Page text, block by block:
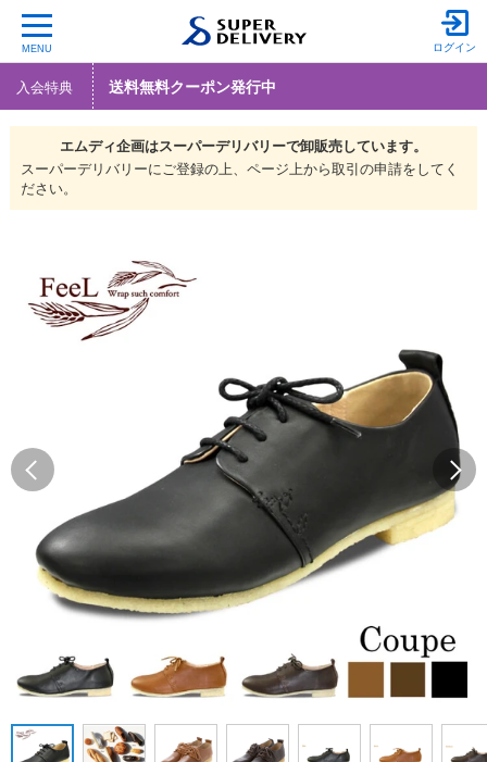
MENU ログイン
入会特典 送料無料クーポン発行中
エムディ企画はスーパーデリバリーで卸販売しています。
スーパーデリバリーにご登録の上、ページ上から取引の申請をしてく
ださい。